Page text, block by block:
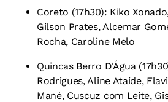
Coreto (17h30): Kiko
Gilson Prates, Alcemar
Rocha, Caroline Melo
Quincas Berro D'Água
Rodrigues, Aline Ataíde,
Mané, Cuscuz com Leite,